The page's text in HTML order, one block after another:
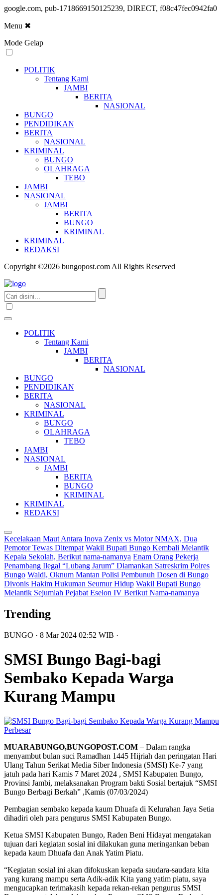
google.com, pub-1718669150125239, DIRECT, f08c47fec0942fa0
Menu ✖
Mode Gelap
POLITIK
Tentang Kami
JAMBI
BERITA
NASIONAL
BUNGO
PENDIDIKAN
BERITA
NASIONAL
KRIMINAL
BUNGO
OLAHRAGA
TEBO
JAMBI
NASIONAL
JAMBI
BERITA
BUNGO
KRIMINAL
KRIMINAL
REDAKSI
Copyright ©2026 bungopost.com All Rights Reserved
POLITIK
Tentang Kami
JAMBI
BERITA
NASIONAL
BUNGO
PENDIDIKAN
BERITA
NASIONAL
KRIMINAL
BUNGO
OLAHRAGA
TEBO
JAMBI
NASIONAL
JAMBI
BERITA
BUNGO
KRIMINAL
KRIMINAL
REDAKSI
Kecelakaan Maut Antara Inova Zenix vs Motor NMAX, Dua
Pemotor Tewas Ditempat Wakil Bupati Bungo Kembali Melantik
Kepala Sekolah, Berikut nama-namanya Enam Orang Pekerja
Penambang Ilegal “Lubang Jarum” Diamankan Satreskrim Polres
Bungo Waldi, Oknum Mantan Polisi Pembunuh Dosen di Bungo
Divonis Hakim Hukuman Seumur Hidup Wakil Bupati Bungo
Melantik Sejumlah Pejabat Eselon IV Berikut Nama-namanya
Trending
BUNGO · 8 Mar 2024 02:52 WIB ·
SMSI Bungo Bagi-bagi
Sembako Kepada Warga
Kurang Mampu
Perbesar
MUARABUNGO,BUNGOPOST.COM – Dalam rangka
menyambut bulan suci Ramadhan 1445 Hijriah dan peringatan Hari
Ulang Tahun Serikat Media Siber Indonesia (SMSI) Ke-7 yang
jatuh pada hari Kamis 7 Maret 2024 , SMSI Kabupaten Bungo,
Provinsi Jambi, melaksanakan Program bakti Sosial bertajuk “SMSI
Bungo Berbagi Berkah” ,Kamis (07/03/2024)
Pembagian sembako kepada kaum Dhuafa di Kelurahan Jaya Setia
dihadiri oleh para pengurus SMSI Kabupaten Bungo.
Ketua SMSI Kabupaten Bungo, Raden Beni Hidayat mengatakan
tujuan dari kegiatan sosial ini dilakukan guna meringankan beban
kepada kaum Dhuafa dan Anak Yatim Piatu.
“Kegiatan sosial ini akan difokuskan kepada saudara-saudara kita
yang kurang mampu serta Adik-adik Kita yang yatim piatu, saya
mengucapkan terimakasih kepada rekan-rekan pengurus SMSI